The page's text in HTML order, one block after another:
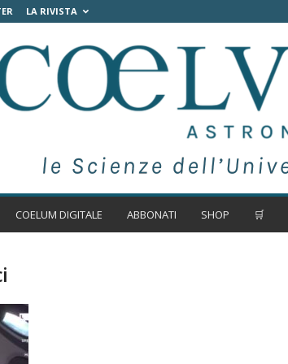
LA RIVISTA
COELUM DIGITALE ABBONATI SHOP 🛒